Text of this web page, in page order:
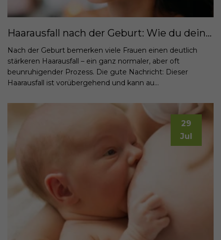
Haarausfall nach der Geburt: Wie du dein hormonelles Gleichgewicht wiederfindest und dein Haar mit dem Pack Feel Good Mama stärkst
Nach der Geburt bemerken viele Frauen einen deutlich
stärkeren Haarausfall – ein ganz normaler, aber oft
beunruhigender Prozess. Die gute Nachricht: Dieser
Haarausfall ist vorübergehend und kann au...
29
Jul